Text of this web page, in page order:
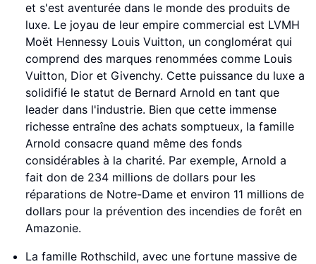
et s'est aventurée dans le monde des produits de
luxe. Le joyau de leur empire commercial est LVMH
Moët Hennessy Louis Vuitton, un conglomérat qui
comprend des marques renommées comme Louis
Vuitton, Dior et Givenchy. Cette puissance du luxe a
solidifié le statut de Bernard Arnold en tant que
leader dans l'industrie. Bien que cette immense
richesse entraîne des achats somptueux, la famille
Arnold consacre quand même des fonds
considérables à la charité. Par exemple, Arnold a
fait don de 234 millions de dollars pour les
réparations de Notre-Dame et environ 11 millions de
dollars pour la prévention des incendies de forêt en
Amazonie.
La famille Rothschild, avec une fortune massive de